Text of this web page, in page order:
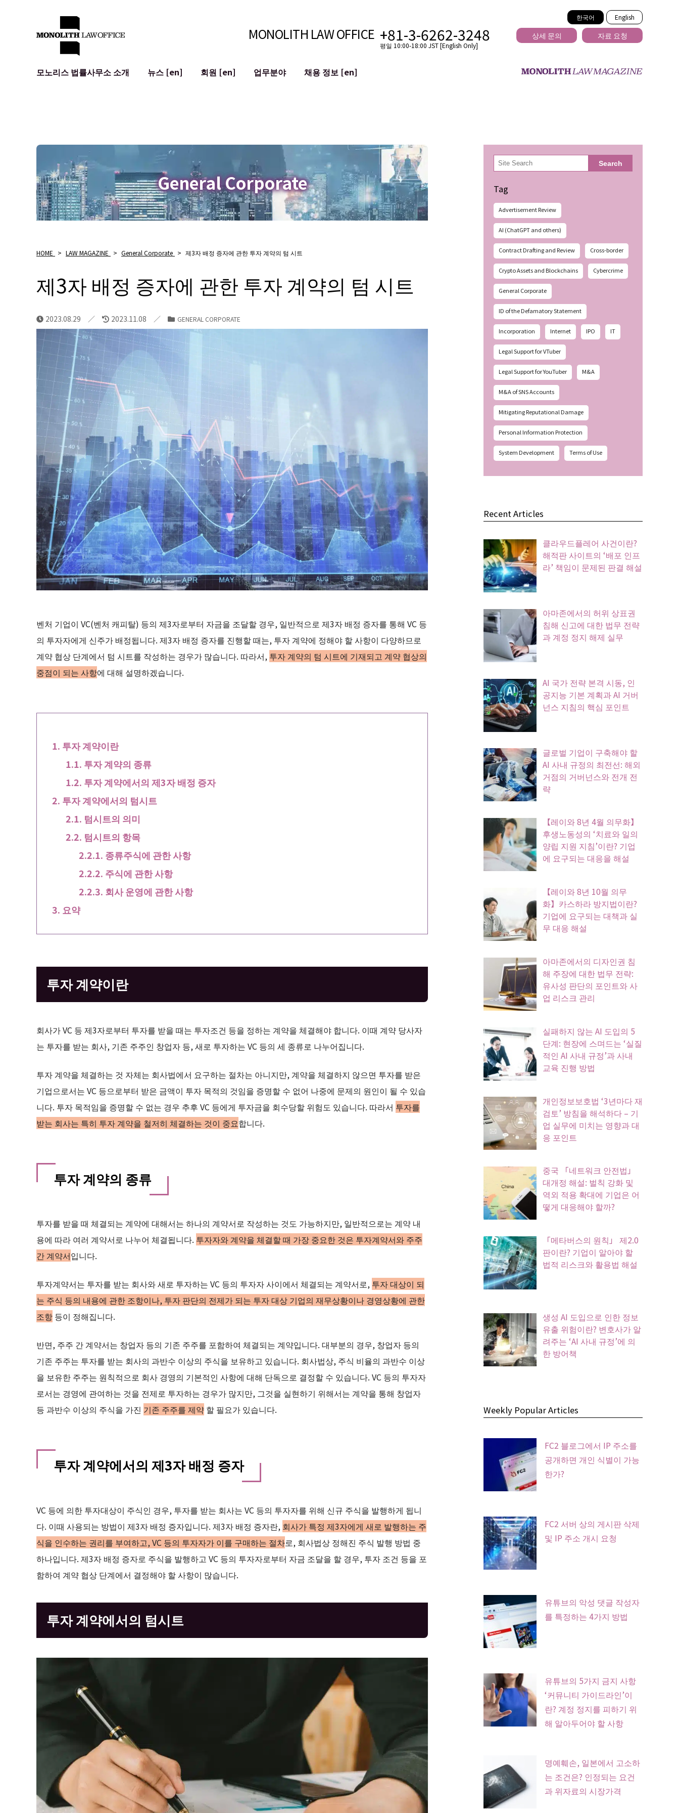
한국어 English
MONOLITH LAW OFFICE +81-3-6262-3248
평일 10:00-18:00 JST [English Only]
상세 문의 자료 요청
모노리스 법률사무소 소개
뉴스 [en] 회원 [en]
업무분야
개인정보 보호
광고 리뷰
사이버 범죄
평판 손상 완화
명예훼손 발언의 ID
채용 정보 [en]
General Corporate
HOME > LAW MAGAZINE > General Corporate > 제3자 배정 증자에 관한 투자 계약의 텀 시트
제3자 배정 증자에 관한 투자 계약의 텀 시트
2023.08.29 2023.11.08 GENERAL CORPORATE
벤처 기업이 VC(벤처 캐피탈) 등의 제3자로부터 자금을 조달할 경우, 일반적으로 제3자 배정 증자를 통해 VC 등
의 투자자에게 신주가 배정됩니다. 제3자 배정 증자를 진행할 때는, 투자 계약에 정해야 할 사항이 다양하므로
계약 협상 단계에서 텀 시트를 작성하는 경우가 많습니다. 따라서, 투자 계약의 텀 시트에 기재되고 계약 협상의
중점이 되는 사항에 대해 설명하겠습니다.
투자 계약이란
투자 계약의 종류
투자 계약에서의 제3자 배정 증자
투자 계약에서의 텀시트
텀시트의 의미
텀시트의 항목
종류주식에 관한 사항
주식에 관한 사항
회사 운영에 관한 사항
요약
투자 계약이란
회사가 VC 등 제3자로부터 투자를 받을 때는 투자조건 등을 정하는 계약을 체결해야 합니다. 이때 계약 당사자
는 투자를 받는 회사, 기존 주주인 창업자 등, 새로 투자하는 VC 등의 세 종류로 나누어집니다.
투자 계약을 체결하는 것 자체는 회사법에서 요구하는 절차는 아니지만, 계약을 체결하지 않으면 투자를 받은
기업으로서는 VC 등으로부터 받은 금액이 투자 목적의 것임을 증명할 수 없어 나중에 문제의 원인이 될 수 있습
니다. 투자 목적임을 증명할 수 없는 경우 추후 VC 등에게 투자금을 회수당할 위험도 있습니다. 따라서 투자를
받는 회사는 특히 투자 계약을 철저히 체결하는 것이 중요합니다.
투자 계약의 종류
투자를 받을 때 체결되는 계약에 대해서는 하나의 계약서로 작성하는 것도 가능하지만, 일반적으로는 계약 내
용에 따라 여러 계약서로 나누어 체결됩니다. 투자자와 계약을 체결할 때 가장 중요한 것은 투자계약서와 주주
간 계약서입니다.
투자계약서는 투자를 받는 회사와 새로 투자하는 VC 등의 투자자 사이에서 체결되는 계약서로, 투자 대상이 되
는 주식 등의 내용에 관한 조항이나, 투자 판단의 전제가 되는 투자 대상 기업의 재무상황이나 경영상황에 관한
조항 등이 정해집니다.
반면, 주주 간 계약서는 창업자 등의 기존 주주를 포함하여 체결되는 계약입니다. 대부분의 경우, 창업자 등의
기존 주주는 투자를 받는 회사의 과반수 이상의 주식을 보유하고 있습니다. 회사법상, 주식 비율의 과반수 이상
을 보유한 주주는 원칙적으로 회사 경영의 기본적인 사항에 대해 단독으로 결정할 수 있습니다. VC 등의 투자자
로서는 경영에 관여하는 것을 전제로 투자하는 경우가 많지만, 그것을 실현하기 위해서는 계약을 통해 창업자
등 과반수 이상의 주식을 가진 기존 주주를 제약 할 필요가 있습니다.
투자 계약에서의 제3자 배정 증자
VC 등에 의한 투자대상이 주식인 경우, 투자를 받는 회사는 VC 등의 투자자를 위해 신규 주식을 발행하게 됩니
다. 이때 사용되는 방법이 제3자 배정 증자입니다. 제3자 배정 증자란, 회사가 특정 제3자에게 새로 발행하는 주
식을 인수하는 권리를 부여하고, VC 등의 투자자가 이를 구매하는 절차로, 회사법상 정해진 주식 발행 방법 중
하나입니다. 제3자 배정 증자로 주식을 발행하고 VC 등의 투자자로부터 자금 조달을 할 경우, 투자 조건 등을 포
함하여 계약 협상 단계에서 결정해야 할 사항이 많습니다.
투자 계약에서의 텀시트
検
索 Search
Tag
Advertisement Review
AI (ChatGPT and others)
Contract Drafting and Review Cross-border
Crypto Assets and Blockchains Cybercrime
General Corporate
ID of the Defamatory Statement
Incorporation Internet IPO IT
Legal Support for VTuber
Legal Support for YouTuber M&A
M&A of SNS Accounts
Mitigating Reputational Damage
Personal Information Protection
System Development Terms of Use
Recent Articles
클라우드플레어 사건이란?
해적판 사이트의 ‘배포 인프
라’ 책임이 문제된 판결 해설
아마존에서의 허위 상표권
침해 신고에 대한 법무 전략
과 계정 정지 해제 실무
AI 국가 전략 본격 시동, 인
공지능 기본 계획과 AI 거버
넌스 지침의 핵심 포인트
글로벌 기업이 구축해야 할
AI 사내 규정의 최전선: 해외
거점의 거버넌스와 전개 전
략
【레이와 8년 4월 의무화】
후생노동성의 ‘치료와 일의
양립 지원 지침’이란? 기업
에 요구되는 대응을 해설
【레이와 8년 10월 의무
화】카스하라 방지법이란?
기업에 요구되는 대책과 실
무 대응 해설
아마존에서의 디자인권 침
해 주장에 대한 법무 전략:
유사성 판단의 포인트와 사
업 리스크 관리
실패하지 않는 AI 도입의 5
단계: 현장에 스며드는 ‘실질
적인 AI 사내 규정’과 사내
교육 진행 방법
개인정보보호법 ‘3년마다 재
검토’ 방침을 해석하다 – 기
업 실무에 미치는 영향과 대
응 포인트
중국 「네트워크 안전법」
대개정 해설: 벌칙 강화 및
역외 적용 확대에 기업은 어
떻게 대응해야 할까?
「메타버스의 원칙」 제2.0
판이란? 기업이 알아야 할
법적 리스크와 활용법 해설
생성 AI 도입으로 인한 정보
유출 위험이란? 변호사가 알
려주는 ‘AI 사내 규정’에 의
한 방어책
Weekly Popular Articles
FC2 블로그에서 IP 주소를
공개하면 개인 식별이 가능
한가?
FC2 서버 상의 게시판 삭제
및 IP 주소 개시 요청
유튜브의 악성 댓글 작성자
를 특정하는 4가지 방법
유튜브의 5가지 금지 사항
‘커뮤니티 가이드라인’이
란? 계정 정지를 피하기 위
해 알아두어야 할 사항
명예훼손, 일본에서 고소하
는 조건은? 인정되는 요건
과 위자료의 시장가격